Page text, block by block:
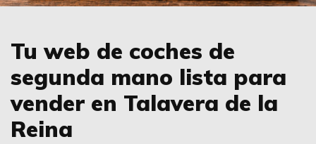
Tu web de coches de
segunda mano lista para
vender en Talavera de la
Reina